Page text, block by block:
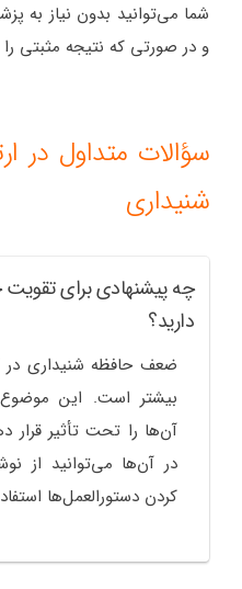
شما می‌توانید بدون نیاز به
و در صورتی که نتیجه مثبتی
سؤالات متداول در
شنیداری
چه پیشنهادی برای
دارید؟
ضعف حافظه شنیداری در
بیشتر است. این
آن‌ها را تحت تأثیر قرار
در آن‌ها می‌توانید از
کردن دستورالعمل‌ها